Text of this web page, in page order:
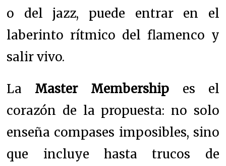
o del jazz, puede entrar en el
laberinto rítmico del flamenco y
salir vivo.
La Master Membership es el
corazón de la propuesta: no solo
enseña compases imposibles, sino
que incluye hasta trucos de